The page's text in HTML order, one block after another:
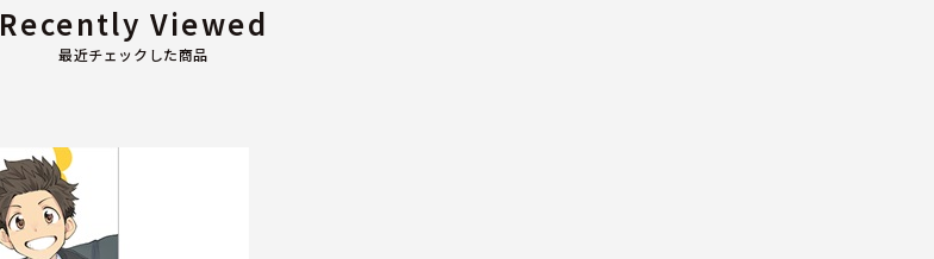
最近チェックした商品
Recently Viewed